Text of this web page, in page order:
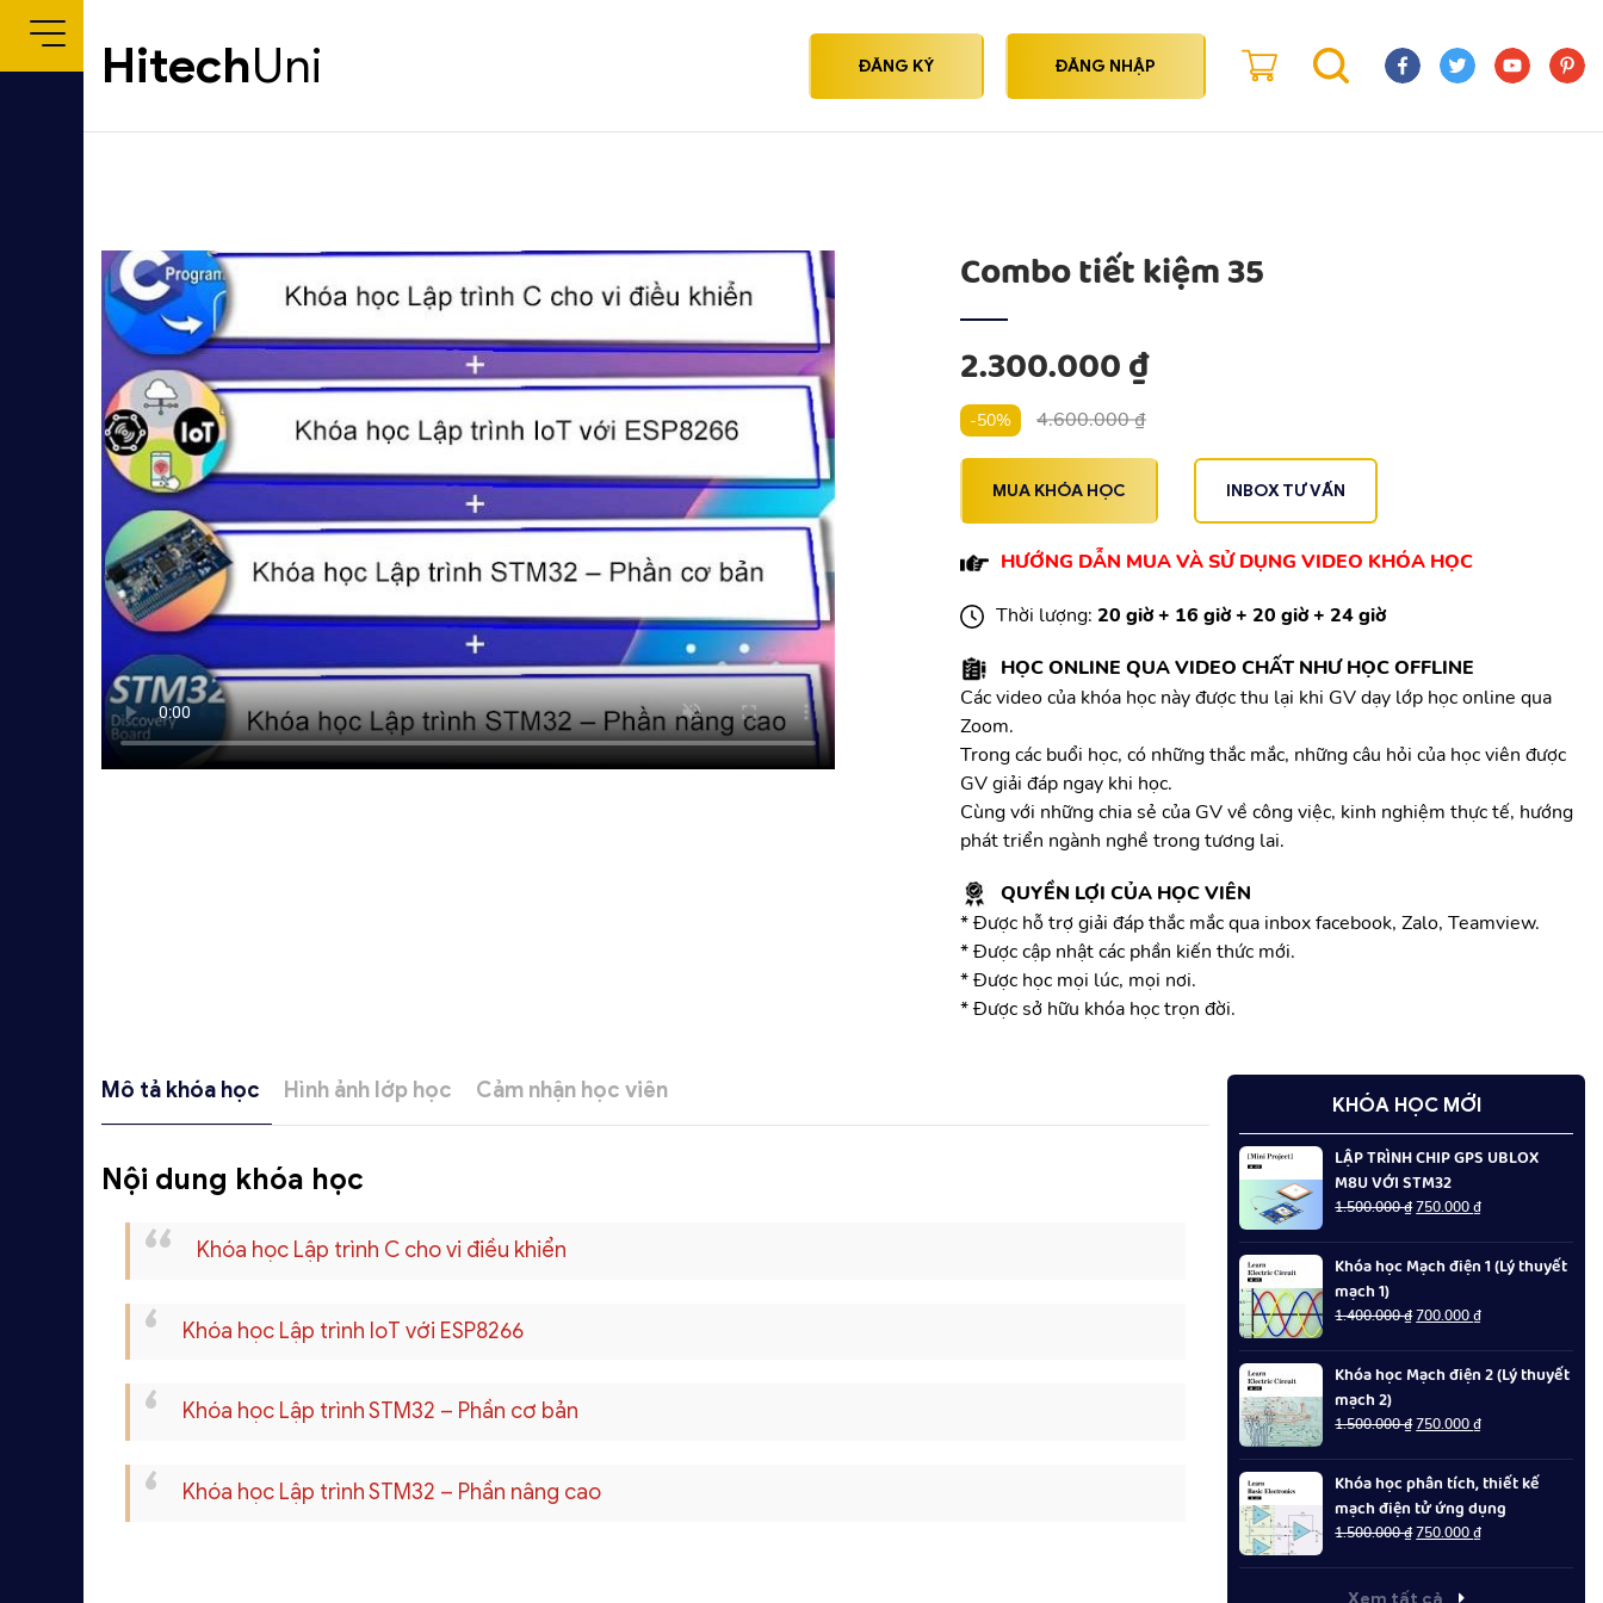
HitechUni ĐĂNG KÝ ĐĂNG NHẬP
Combo tiết kiệm 35
2.300.000₫
-50% 4.600.000₫
MUA KHÓA HỌC INBOX TƯ VẤN
HƯỚNG DẪN MUA VÀ SỬ DỤNG VIDEO KHÓA HỌC
Thời lượng: 20 giờ + 16 giờ + 20 giờ + 24 giờ
HỌC ONLINE QUA VIDEO CHẤT NHƯ HỌC OFFLINE
Các video của khóa học này được thu lại khi GV dạy lớp học online qua
Zoom.
Trong các buổi học, có những thắc mắc, những câu hỏi của học viên được
GV giải đáp ngay khi học.
Cùng với những chia sẻ của GV về công việc, kinh nghiệm thực tế, hướng
phát triển ngành nghề trong tương lai.
QUYỀN LỢI CỦA HỌC VIÊN
* Được hỗ trợ giải đáp thắc mắc qua inbox facebook, Zalo, Teamview.
* Được cập nhật các phần kiến thức mới.
* Được học mọi lúc, mọi nơi.
* Được sở hữu khóa học trọn đời.
Mô tả khóa học Hình ảnh lớp học Cảm nhận học viên
Nội dung khóa học
Khóa học Lập trình C cho vi điều khiển
Khóa học Lập trình IoT với ESP8266
Khóa học Lập trình STM32 – Phần cơ bản
Khóa học Lập trình STM32 – Phần nâng cao
KHÓA HỌC MỚI
LẬP TRÌNH CHIP GPS UBLOX
M8U VỚI STM32
1.500.000₫Giá
là:
1.500.000 ₫.
750.000₫Giá
tại
là:
Khóa học Mạch điện 1 (Lý thuyết
mạch 1)
1.400.000₫Giá
là:
1.400.000 ₫.
700.000₫Giá
tại
là:
Khóa học Mạch điện 2 (Lý thuyết
mạch 2)
1.500.000₫Giá
là:
1.500.000 ₫.
750.000₫Giá
tại
là:
750.000 ₫.
Khóa học phân tích, thiết kế
mạch điện tử ứng dụng
1.500.000₫Giá
là:
1.500.000 ₫.
750.000₫Giá
tại
Xem tất cả